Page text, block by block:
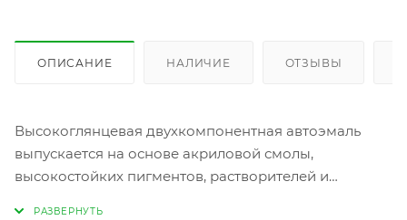
ОПИСАНИЕ НАЛИЧИЕ ОТЗЫВЫ
Высокоглянцевая двухкомпонентная автоэмаль
выпускается на основе акриловой смолы,
высокостойких пигментов, растворителей и